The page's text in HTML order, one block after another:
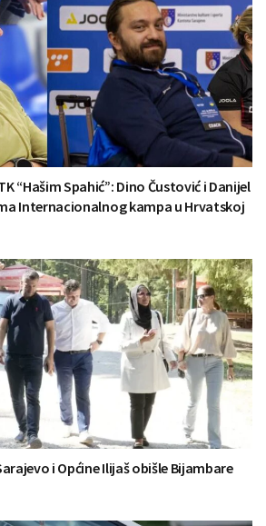
“Hašim Spahić”: Dino Čustović i Danijel
Internacionalnog kampa u Hrvatskoj
i Općine Ilijaš obišle Bijambare